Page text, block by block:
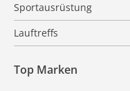
Sportausrüstung
Lauftreffs
Top Marken